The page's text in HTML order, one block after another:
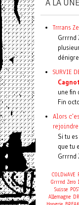
A LA UNE
Trrrans
Grrrnd
SURVIE
une fin
Fin
Alors
rejoindre
Si tu
que tu
Grrrnd
COLDWAVE
Grrrnd Zero
Suisse
Allemagne